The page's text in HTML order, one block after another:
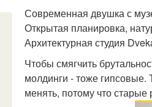
Современная двушка с
Открытая планировка,
Архитектурная студия
Чтобы смягчить
молдинги - тоже гипсовые.
менять, потому что